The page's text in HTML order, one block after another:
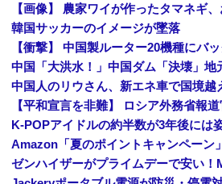
韓国サッカーのイメージが墜落